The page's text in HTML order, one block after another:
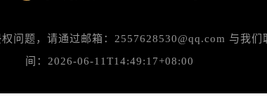
问题，请通过邮箱：2557628530@qq.com 与我
间：2026-06-11T14:49:17+08:00